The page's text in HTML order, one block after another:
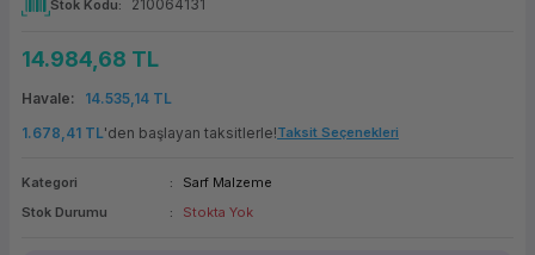
Panel PC
(Firewall)
Makinesi
Makinesi
Bağlantı
Yedekleme
PaketiStok Kodu 210064131
14.984,68 TL
Havale
14.535,14 TL
1.678,41 TL'den başlayan taksitlerle!Taksit Seçenekleri
Kategori
Sarf Malzeme
Stok Durumu
Stokta Yok